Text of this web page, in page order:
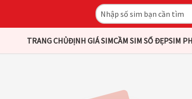
TRANG CHỦĐỊNH GIÁ SIMCẦM SIM SỐ ĐẸPSIM